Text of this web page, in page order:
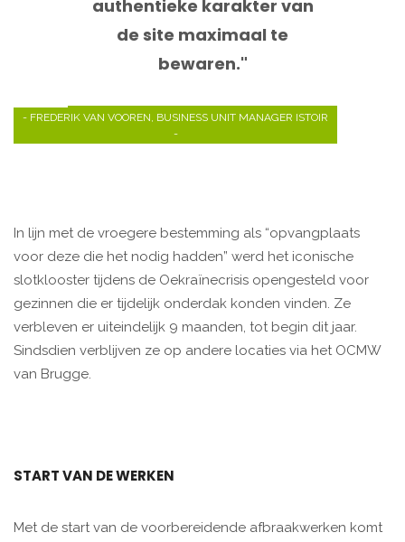
authentieke karakter van
de site maximaal te
bewaren."
- FREDERIK VAN VOOREN, BUSINESS UNIT MANAGER ISTOIR
-
In lijn met de vroegere bestemming als “opvangplaats
voor deze die het nodig hadden” werd het iconische
slotklooster tijdens de Oekraïnecrisis opengesteld voor
gezinnen die er tijdelijk onderdak konden vinden. Ze
verbleven er uiteindelijk 9 maanden, tot begin dit jaar.
Sindsdien verblijven ze op andere locaties via het OCMW
van Brugge.
START VAN DE WERKEN
Met de start van de voorbereidende afbraakwerken komt